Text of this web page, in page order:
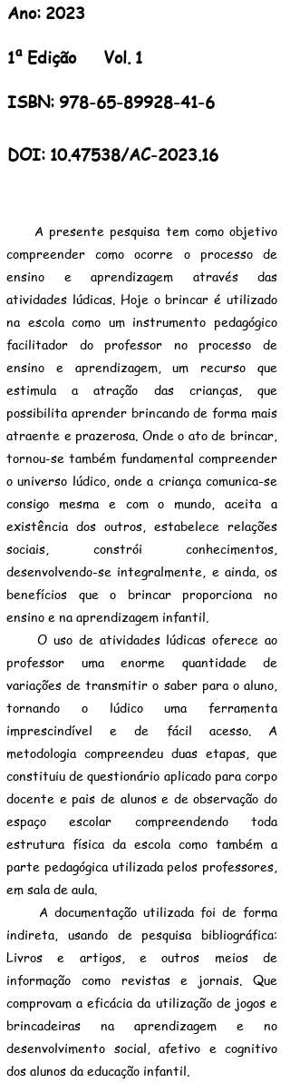
Ano: 2023
1ª Edição Vol. 1
ISBN: 978-65-89928-41-6
DOI: 10.47538/AC-2023.16
A presente pesquisa tem como objetivo
compreender como ocorre o processo de
ensino e aprendizagem através das
atividades lúdicas. Hoje o brincar é utilizado
na escola como um instrumento pedagógico
facilitador do professor no processo de
ensino e aprendizagem, um recurso que
estimula a atração das crianças, que
possibilita aprender brincando de forma mais
atraente e prazerosa. Onde o ato de brincar,
tornou-se também fundamental compreender
o universo lúdico, onde a criança comunica-se
consigo mesma e com o mundo, aceita a
existência dos outros, estabelece relações
sociais, constrói conhecimentos,
desenvolvendo-se integralmente, e ainda, os
benefícios que o brincar proporciona no
ensino e na aprendizagem infantil.
O uso de atividades lúdicas oferece ao
professor uma enorme quantidade de
variações de transmitir o saber para o aluno,
tornando o lúdico uma ferramenta
imprescindível e de fácil acesso. A
metodologia compreendeu duas etapas, que
constituiu de questionário aplicado para corpo
docente e pais de alunos e de observação do
espaço escolar compreendendo toda
estrutura física da escola como também a
parte pedagógica utilizada pelos professores,
em sala de aula.
A documentação utilizada foi de forma
indireta, usando de pesquisa bibliográfica:
Livros e artigos, e outros meios de
informação como revistas e jornais. Que
comprovam a eficácia da utilização de jogos e
brincadeiras na aprendizagem e no
desenvolvimento social, afetivo e cognitivo
dos alunos da educação infantil.